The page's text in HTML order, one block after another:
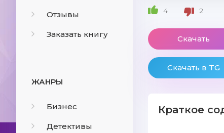
Отзывы
Заказать книгу
ЖАНРЫ
Бизнес
Детективы
4 2
Скачать
Скачать в TG
Краткое